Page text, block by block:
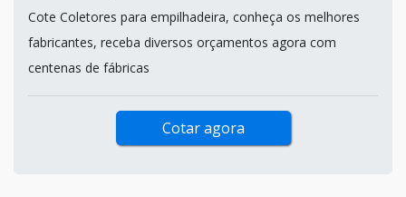
Cote Coletores para empilhadeira, conheça os melhores
fabricantes, receba diversos orçamentos agora com
centenas de fábricas
Cotar agora